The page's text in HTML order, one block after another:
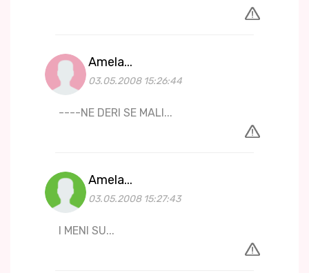
Amela...
03.05.2008 15:26:44
----NE DERI SE MALI...
Amela...
03.05.2008 15:27:43
I MENI SU...